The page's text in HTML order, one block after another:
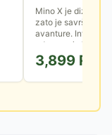
Mino X je
zato je savršen
avanture.
odgovarajućim i
3,899 RSD